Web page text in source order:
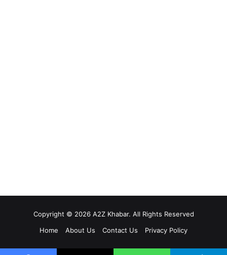
Copyright © 2026 A2Z Khabar. All Rights Reserved
Home
About Us Contact Us Privacy Policy